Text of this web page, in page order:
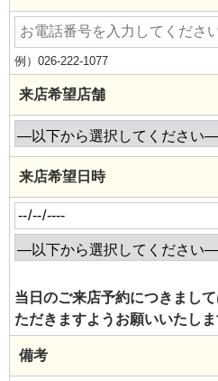
例）026-222-1077
来店希望店舗
来店希望日時
当日のご来店予約につきまし
ただきますようお願いいたしま
備考